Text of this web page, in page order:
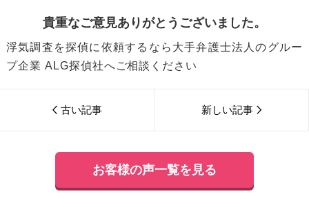
貴重なご意見ありがとうございました。
浮気調査を探偵に依頼するなら大手弁護士法人のグルー
プ企業 ALG探偵社へご相談ください
古い記事 新しい記事
お客様の声一覧を見る